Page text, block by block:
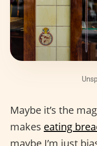
Maybe it’s the
makes eating
maybe I’m just